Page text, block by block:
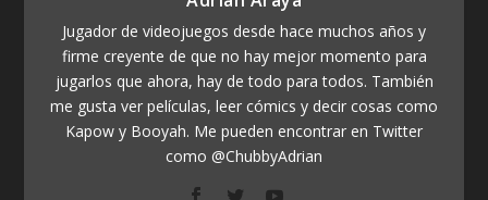
Jugador de videojuegos desde hace muchos años y
firme creyente de que no hay mejor momento para
jugarlos que ahora, hay de todo para todos. También
me gusta ver películas, leer cómics y decir cosas como
Kapow y Booyah. Me pueden encontrar en Twitter
como @ChubbyAdrian